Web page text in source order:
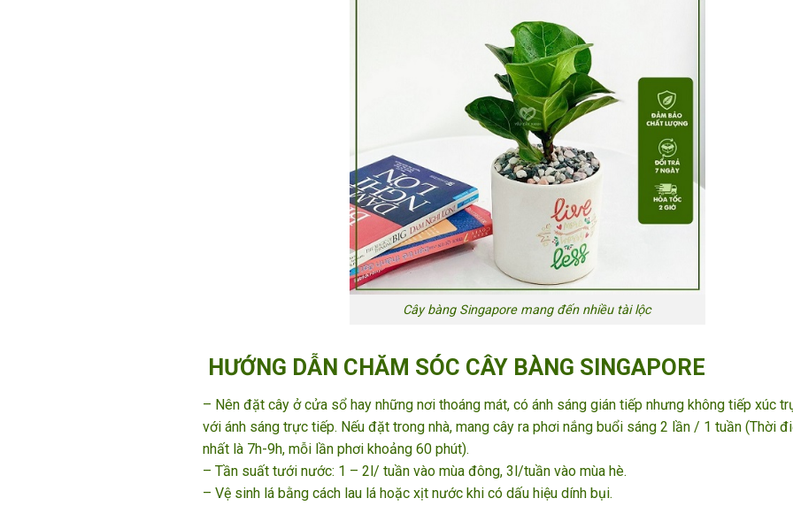
Cây bàng Singapore mang đến nhiều tài lộc
HƯỚNG DẪN CHĂM SÓC CÂY BÀNG SINGAPORE
– Nên đặt cây ở cửa sổ hay những nơi thoáng mát, có ánh sáng gián tiếp nhưng không tiếp xúc
với ánh sáng trực tiếp. Nếu đặt trong nhà, mang cây ra phơi nắng buổi sáng 2 lần / 1 tuần (Thời
nhất là 7h-9h, mỗi lần phơi khoảng 60 phút).
– Tần suất tưới nước: 1 – 2l/ tuần vào mùa đông, 3l/tuần vào mùa hè.
– Vệ sinh lá bằng cách lau lá hoặc xịt nước khi có dấu hiệu dính bụi.